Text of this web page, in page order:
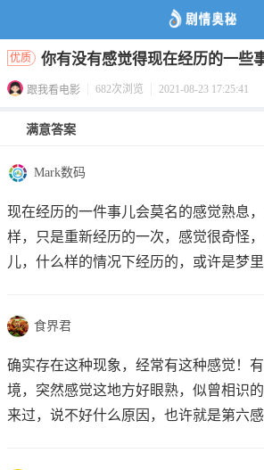
优质 你有没有感觉得现在经历的一些
跟我看电影 682次浏览 2021-08-23 17:25:41
满意答案
Mark数码
现在经历的一件事儿会莫名的感觉熟息
样，只是重新经历的一次，感觉很奇怪
儿，什么样的情况下经历的，或许是梦
食界君
确实存在这种现象，经常有这种感觉！
境，突然感觉这地方好眼熟，似曾相识
来过，说不好什么原因，也许就是第六感